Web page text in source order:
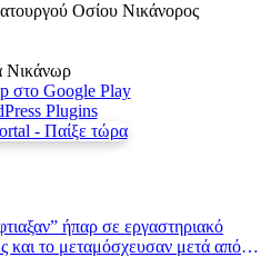
Οσίου Νικάνορος
Νικάνωρ
ήπαρ σε εργαστηριακό
και το μεταμόσχευσαν μετά από